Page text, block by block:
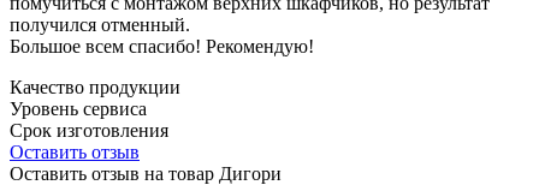
получился отменный.
Большое всем спасибо! Рекомендую!
Качество продукции
Уровень сервиса
Срок изготовления
Оставить отзыв
Оставить отзыв на товар Дигори